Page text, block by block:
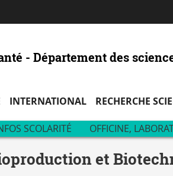
- Département des
INTERNATIONAL RECHERCHE
SCOLARITÉ OFFICINE,
et